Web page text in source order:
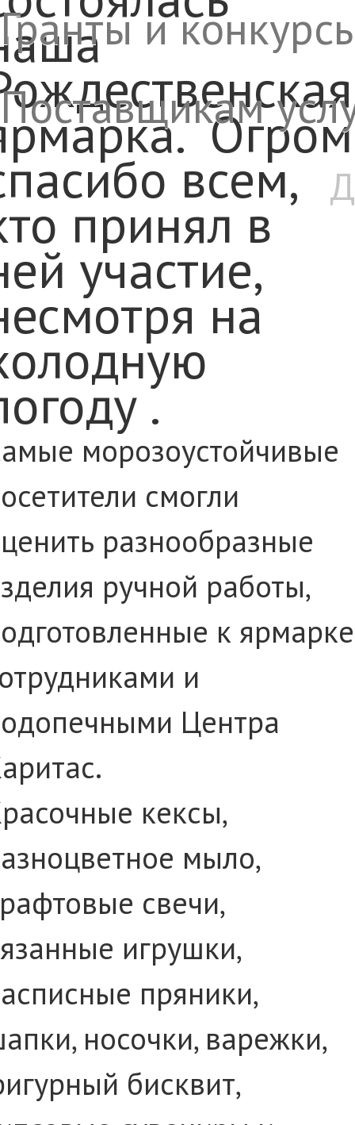
Гранты и
Поставщикам
всем,
принял в
участие,
на
.
морозоустойчивые
смогли
разнообразные
ручной работы,
к ярмарке
и
Центра
кексы,
мыло,
свечи,
игрушки,
пряники,
носочки, варежки,
бисквит,